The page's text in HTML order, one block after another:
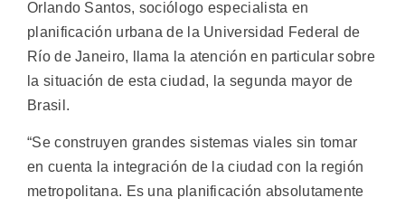
Orlando Santos, sociólogo especialista en
planificación urbana de la Universidad Federal de
Río de Janeiro, llama la atención en particular sobre
la situación de esta ciudad, la segunda mayor de
Brasil.
“Se construyen grandes sistemas viales sin tomar
en cuenta la integración de la ciudad con la región
metropolitana. Es una planificación absolutamente